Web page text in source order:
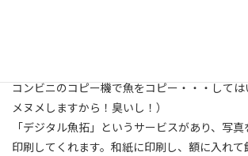
コンビニのコピー機で魚をコピー・・・して
メヌメしますから！臭いし！）
「デジタル魚拓」というサービスがあり、写
印刷してくれます。和紙に印刷し、額に入れ